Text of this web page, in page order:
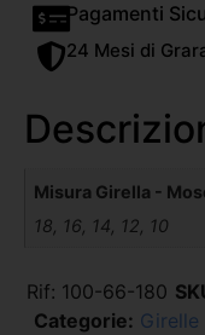
Pagamenti
24 Mesi di
Misura Girella -
18, 16, 14, 12, 10
Rif: 100-66-180
Categorie: